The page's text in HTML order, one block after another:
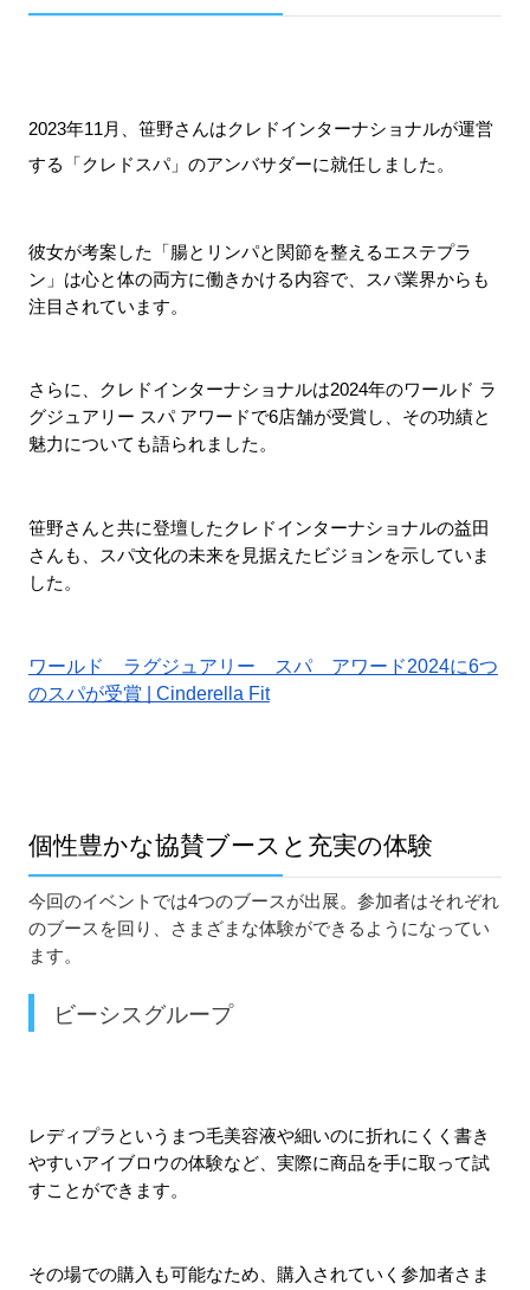
2023年11月、笹野さんはクレドインターナショナルが運営
する「クレドスパ」のアンバサダーに就任しました。
彼女が考案した「腸とリンパと関節を整えるエステプラ
ン」は心と体の両方に働きかける内容で、スパ業界からも
注目されています。
さらに、クレドインターナショナルは2024年のワールド ラ
グジュアリー スパ アワードで6店舗が受賞し、その功績と
魅力についても語られました。
笹野さんと共に登壇したクレドインターナショナルの益田
さんも、スパ文化の未来を見据えたビジョンを示していま
した。
ワールド　ラグジュアリー　スパ　アワード2024に6つ
のスパが受賞 | Cinderella Fit
個性豊かな協賛ブースと充実の体験
今回のイベントでは4つのブースが出展。参加者はそれぞれ
のブースを回り、さまざまな体験ができるようになってい
ます。
ビーシスグループ
レディプラというまつ毛美容液や細いのに折れにくく書き
やすいアイブロウの体験など、実際に商品を手に取って試
すことができます。
その場での購入も可能なため、購入されていく参加者さま